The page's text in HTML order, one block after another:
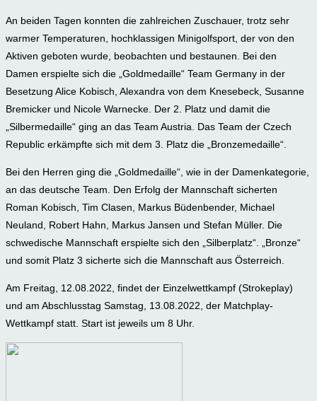
An beiden Tagen konnten die zahlreichen Zuschauer, trotz sehr
warmer Temperaturen, hochklassigen Minigolfsport, der von den
Aktiven geboten wurde, beobachten und bestaunen. Bei den
Damen erspielte sich die „Goldmedaille“ Team Germany in der
Besetzung Alice Kobisch, Alexandra von dem Knesebeck, Susanne
Bremicker und Nicole Warnecke. Der 2. Platz und damit die
„Silbermedaille“ ging an das Team Austria. Das Team der Czech
Republic erkämpfte sich mit dem 3. Platz die „Bronzemedaille“.
Bei den Herren ging die „Goldmedaille“, wie in der Damenkategorie,
an das deutsche Team. Den Erfolg der Mannschaft sicherten
Roman Kobisch, Tim Clasen, Markus Büdenbender, Michael
Neuland, Robert Hahn, Markus Jansen und Stefan Müller. Die
schwedische Mannschaft erspielte sich den „Silberplatz“. „Bronze“
und somit Platz 3 sicherte sich die Mannschaft aus Österreich.
Am Freitag, 12.08.2022, findet der Einzelwettkampf (Strokeplay)
und am Abschlusstag Samstag, 13.08.2022, der Matchplay-
Wettkampf statt. Start ist jeweils um 8 Uhr.